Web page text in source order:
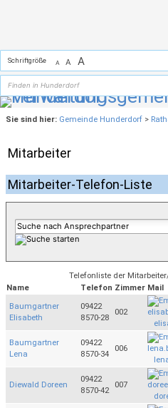
Schriftgröße A A A
Sie sind hier: Gemeinde Hunderdorf >
Mitarbeiter
Mitarbeiter-Telefon-Liste
Telefonliste der
Name
Telefon Zimmer Mail
Baumgartner
Elisabeth
09422
8570-28
002
Baumgartner
Lena
09422
8570-34
006
Diewald Doreen
09422
8570-42
007